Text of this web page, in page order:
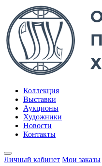
Коллекция
Выставки
Аукционы
Художники
Новости
Контакты
Личный кабинет Мои заказы